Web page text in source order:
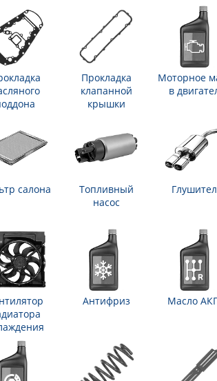
Прокладка
клапанной
крышки
Моторное
в
салона
Топливный
насос
Антифриз Масло